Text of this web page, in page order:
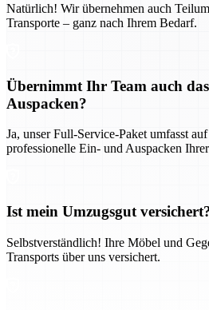
Natürlich! Wir übernehmen auch
Transporte – ganz nach Ihrem Bedarf.
Übernimmt Ihr Team auch
Auspacken?
Ja, unser Full-Service-Paket umfasst
professionelle Ein- und Auspacken
Ist mein Umzugsgut
Selbstverständlich! Ihre Möbel und
Transports über uns versichert.